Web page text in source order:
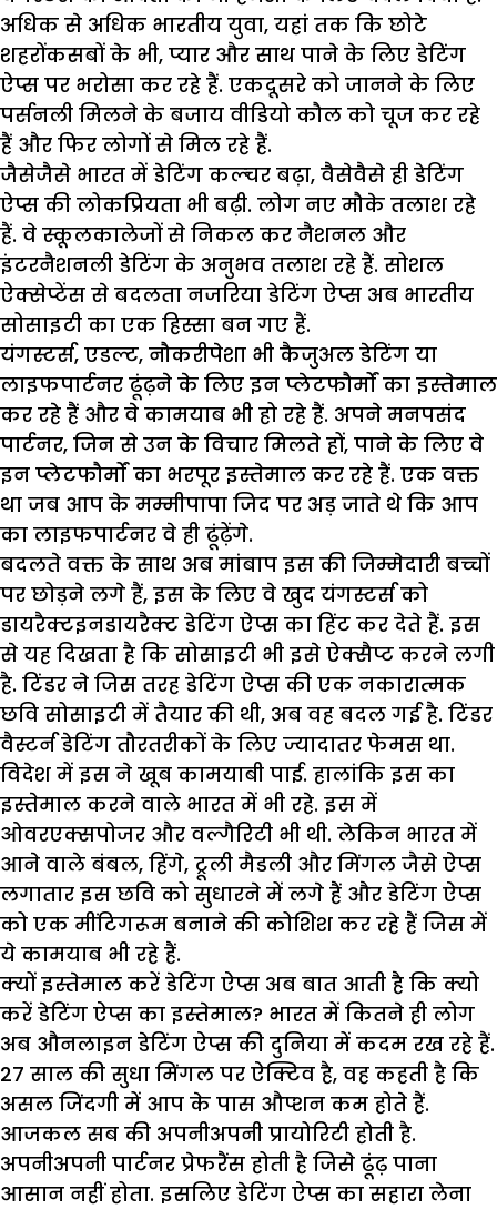
अधिक से अधिक भारतीय युवा, यहां तक कि छोटे
शहरोंकसबों के भी, प्यार और साथ पाने के लिए डेटिंग
ऐप्स पर भरोसा कर रहे हैं. एकदूसरे को जानने के लिए
पर्सनली मिलने के बजाय वीडियो कौल को चूज कर रहे
हैं और फिर लोगों से मिल रहे हैं.
जैसेजैसे भारत में डेटिंग कल्चर बढ़ा, वैसेवैसे ही डेटिंग
ऐप्स की लोकप्रियता भी बढ़ी. लोग नए मौके तलाश रहे
हैं. वे स्कूलकालेजों से निकल कर नैशनल और
इंटरनैशनली डेटिंग के अनुभव तलाश रहे हैं. सोशल
ऐक्सेप्टेंस से बदलता नजरिया डेटिंग ऐप्स अब भारतीय
सोसाइटी का एक हिस्सा बन गए हैं.
यंगस्टर्स, एडल्ट, नौकरीपेशा भी कैजुअल डेटिंग या
लाइफपार्टनर ढूंढ़ने के लिए इन प्लेटफौर्मों का इस्तेमाल
कर रहे हैं और वे कामयाब भी हो रहे हैं. अपने मनपसंद
पार्टनर, जिन से उन के विचार मिलते हों, पाने के लिए वे
इन प्लेटफौर्मों का भरपूर इस्तेमाल कर रहे हैं. एक वक्त
था जब आप के मम्मीपापा जिद पर अड़ जाते थे कि आप
का लाइफपार्टनर वे ही ढूंढ़ेंगे.
बदलते वक्त के साथ अब मांबाप इस की जिम्मेदारी बच्चों
पर छोड़ने लगे हैं, इस के लिए वे खुद यंगस्टर्स को
डायरैक्टइनडायरैक्ट डेटिंग ऐप्स का हिंट कर देते हैं. इस
से यह दिखता है कि सोसाइटी भी इसे ऐक्सैप्ट करने लगी
है. टिंडर ने जिस तरह डेटिंग ऐप्स की एक नकारात्मक
छवि सोसाइटी में तैयार की थी, अब वह बदल गई है. टिंडर
वैस्टर्न डेटिंग तौरतरीकों के लिए ज्यादातर फेमस था.
विदेश में इस ने खूब कामयाबी पाई. हालांकि इस का
इस्तेमाल करने वाले भारत में भी रहे. इस में
ओवरएक्सपोजर और वल्गैरिटी भी थी. लेकिन भारत में
आने वाले बंबल, हिंगे, ट्रूली मैडली और मिंगल जैसे ऐप्स
लगातार इस छवि को सुधारने में लगे हैं और डेटिंग ऐप्स
को एक मींटिगरूम बनाने की कोशिश कर रहे हैं जिस में
ये कामयाब भी रहे हैं.
क्यों इस्तेमाल करें डेटिंग ऐप्स अब बात आती है कि क्यो
करें डेटिंग ऐप्स का इस्तेमाल? भारत में कितने ही लोग
अब औनलाइन डेटिंग ऐप्स की दुनिया में कदम रख रहे हैं.
27 साल की सुधा मिंगल पर ऐक्टिव है, वह कहती है कि
असल जिंदगी में आप के पास औप्शन कम होते हैं.
आजकल सब की अपनीअपनी प्रायोरिटी होती है.
अपनीअपनी पार्टनर प्रेफरैंस होती है जिसे ढूंढ़ पाना
आसान नहीं होता. इसलिए डेटिंग ऐप्स का सहारा लेना